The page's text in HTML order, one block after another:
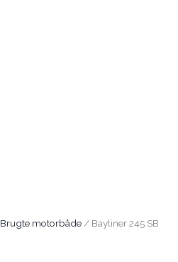
Brugte motorbåde / Bayliner 245 SB